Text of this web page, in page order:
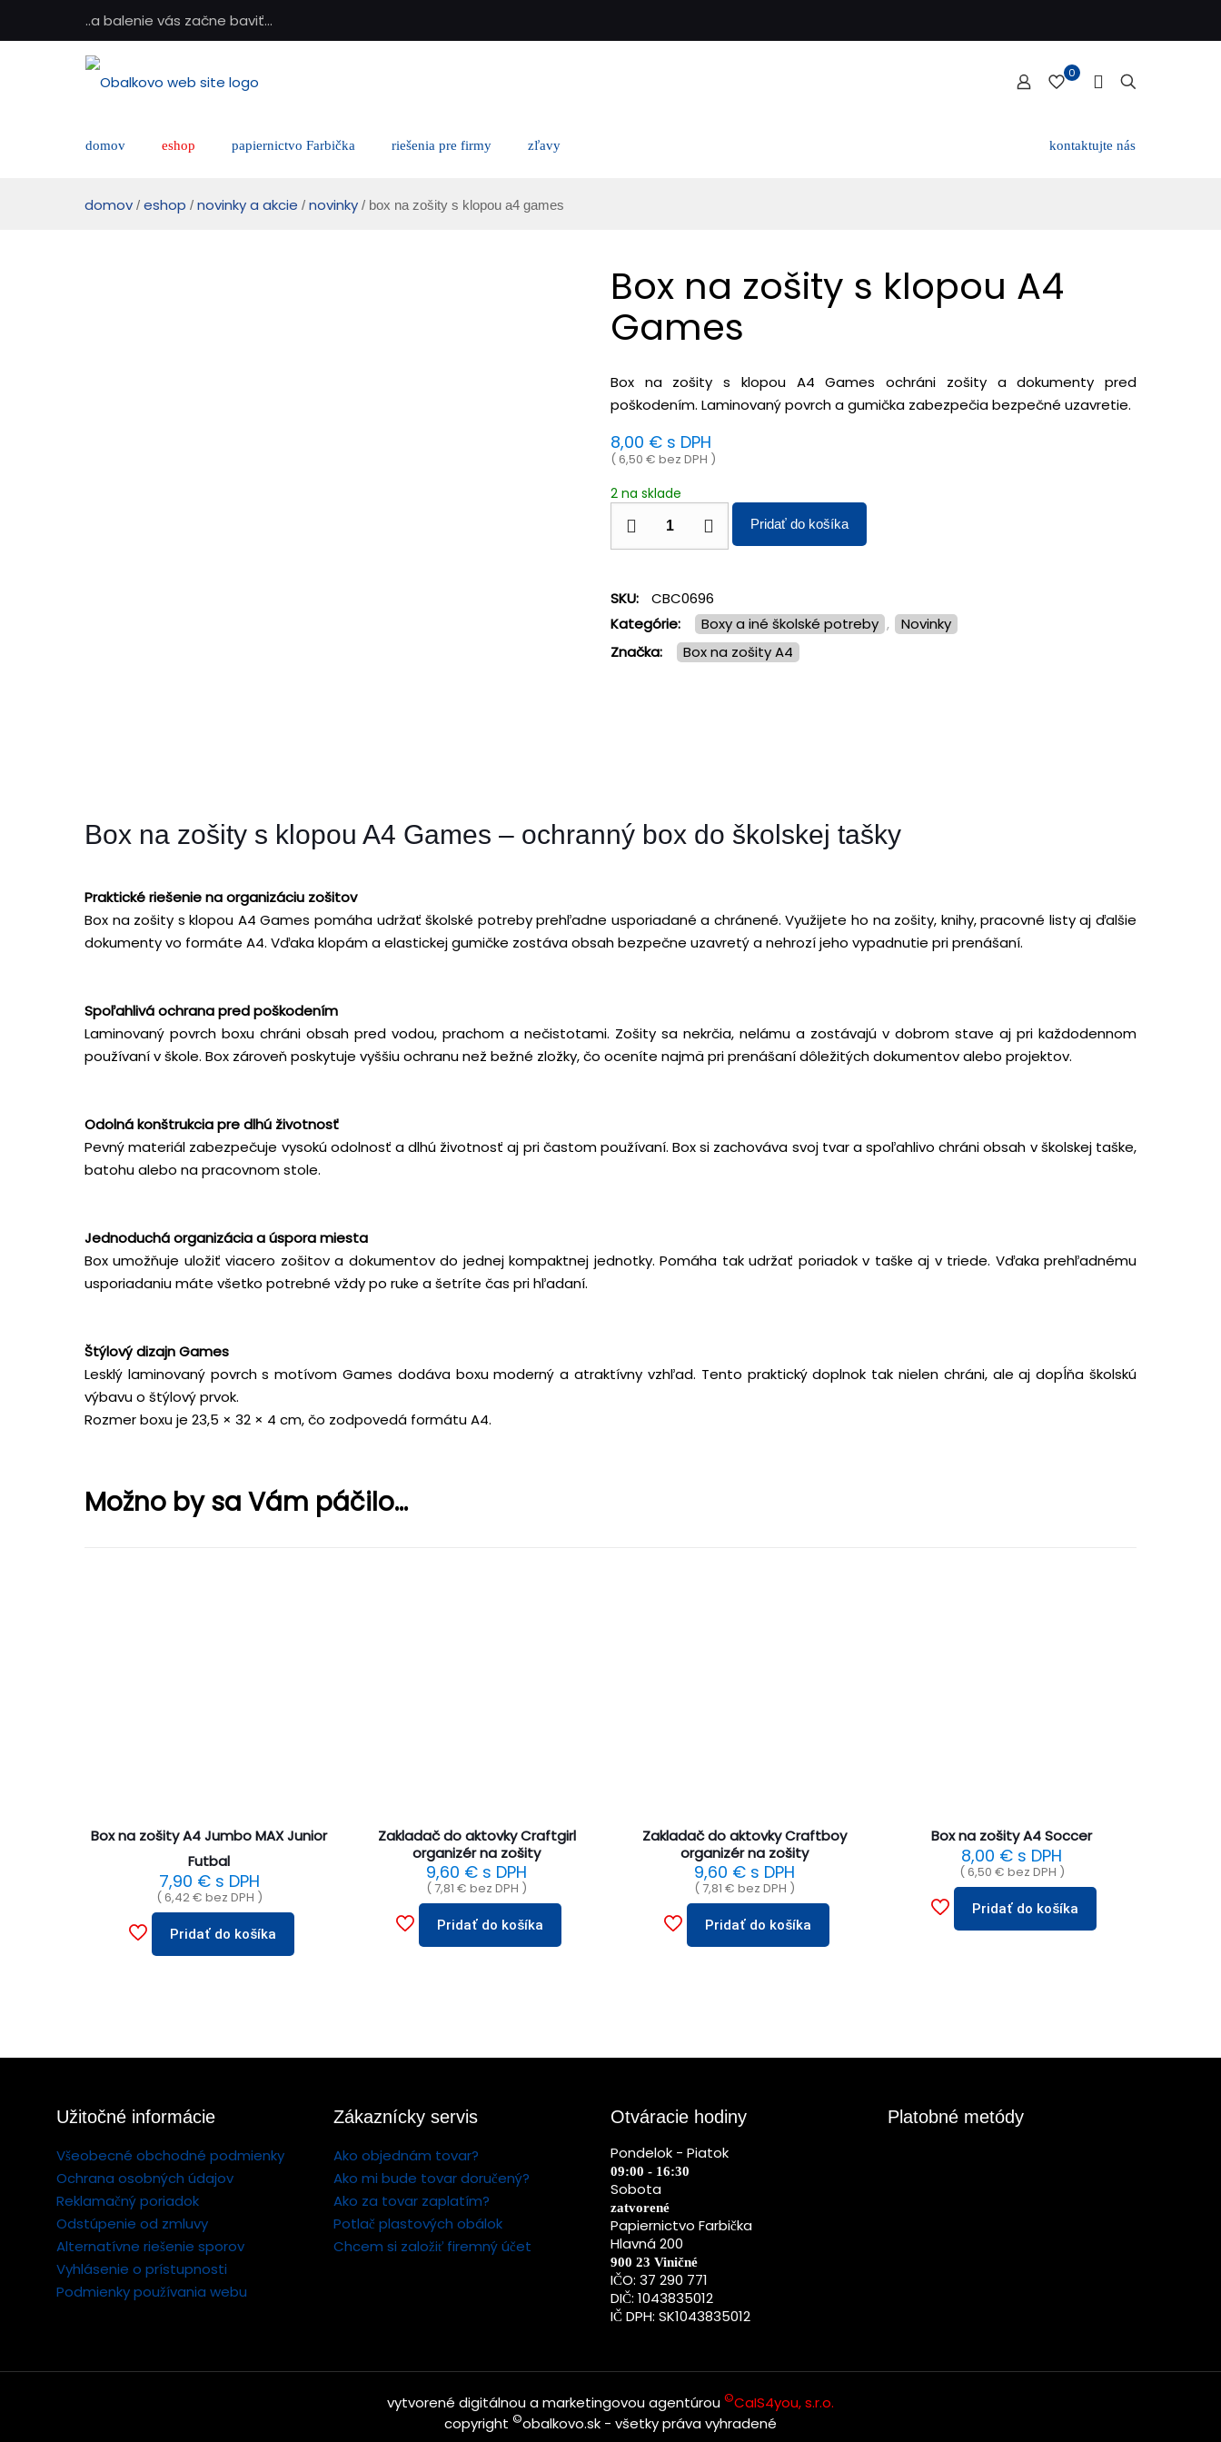
..a balenie vás začne baviť...
0
domov eshop papiernictvo Farbička riešenia pre firmy zľavy kontaktujte nás
domov / eshop / novinky a akcie / novinky / box na zošity s klopou a4 games
Box na zošity s klopou A4
Games
Box na zošity s klopou A4 Games ochráni zošity a dokumenty pred
poškodením. Laminovaný povrch a gumička zabezpečia bezpečné uzavretie.
8,00 € s DPH
(6,50 € bez DPH )
2 na sklade
Pridať do košíka
SKU:
CBC0696
Kategórie:
Boxy a iné školské potreby ,
Novinky
Značka:
box na zošity A4
Box na zošity s klopou A4 Games – ochranný box do školskej tašky
Praktické riešenie na organizáciu zošitov
Box na zošity s klopou A4 Games pomáha udržať školské potreby prehľadne usporiadané a chránené. Využijete ho na zošity, knihy, pracovné listy aj ďalšie
dokumenty vo formáte A4. Vďaka klopám a elastickej gumičke zostáva obsah bezpečne uzavretý a nehrozí jeho vypadnutie pri prenášaní.
Spoľahlivá ochrana pred poškodením
Laminovaný povrch boxu chráni obsah pred vodou, prachom a nečistotami. Zošity sa nekrčia, nelámu a zostávajú v dobrom stave aj pri každodennom
používaní v škole. Box zároveň poskytuje vyššiu ochranu než bežné zložky, čo oceníte najmä pri prenášaní dôležitých dokumentov alebo projektov.
Odolná konštrukcia pre dlhú životnosť
Pevný materiál zabezpečuje vysokú odolnosť a dlhú životnosť aj pri častom používaní. Box si zachováva svoj tvar a spoľahlivo chráni obsah v školskej taške,
batohu alebo na pracovnom stole.
Jednoduchá organizácia a úspora miesta
Box umožňuje uložiť viacero zošitov a dokumentov do jednej kompaktnej jednotky. Pomáha tak udržať poriadok v taške aj v triede. Vďaka prehľadnému
usporiadaniu máte všetko potrebné vždy po ruke a šetríte čas pri hľadaní.
Štýlový dizajn Games
Lesklý laminovaný povrch s motívom Games dodáva boxu moderný a atraktívny vzhľad. Tento praktický doplnok tak nielen chráni, ale aj dopĺňa školskú
výbavu o štýlový prvok.
Rozmer boxu je 23,5 × 32 × 4 cm, čo zodpovedá formátu A4.
Možno by sa Vám páčilo...
Box na zošity A4 Jumbo MAX Junior
Futbal
7,90 €s DPH
(6,42€ bez DPH )
Pridať do košíka
Zakladač do aktovky Craftgirl
organizér na zošity
9,60 € s DPH
(7,81€ bez DPH )
Pridať do košíka
Zakladač do aktovky Craftboy
organizér na zošity
9,60 €s DPH
(7,81 € bez DPH )
Pridať do košíka
Box na zošity A4 Soccer
8,00 € s DPH
(6,50 € bez DPH )
Pridať do košíka
Užitočné informácie
Všeobecné obchodné podmienky
Ochrana osobných údajov
Reklamačný poriadok
Odstúpenie od zmluvy
Alternatívne riešenie sporov
Vyhlásenie o prístupnosti
Podmienky používania webu
Zákaznícky servis
Ako objednám tovar?
Ako mi bude tovar doručený?
Ako za tovar zaplatím?
Potlač plastových obálok
Chcem si založiť firemný účet
Otváracie hodiny
Pondelok - Piatok
09:00 - 16:30
Sobota
zatvorené
Papiernictvo Farbička
Hlavná 200
900 23 Viničné
IČO: 37 290 771
DIČ: 1043835012
IČ DPH: SK1043835012
Platobné metódy
vytvorené digitálnou a marketingovou agentúrou ©CaIS4you, s.r.o.
copyright ©obalkovo.sk - všetky práva vyhradené